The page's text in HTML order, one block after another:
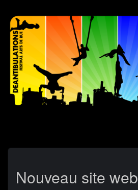
Aller
contenu
principal
Nouveau site web